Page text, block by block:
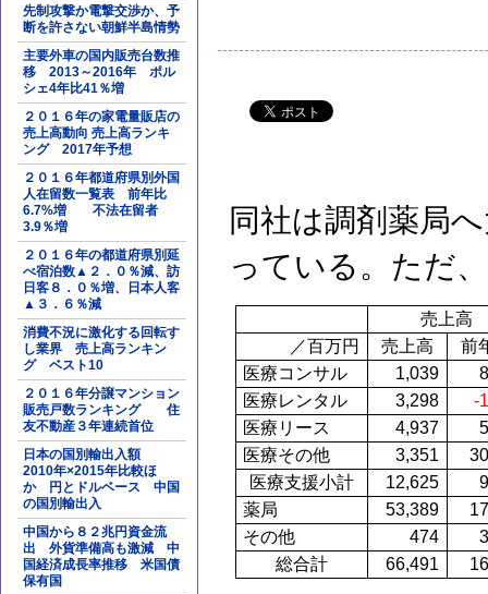
先制攻撃か電撃交渉か、予
断を許さない朝鮮半島情勢
主要外車の国内販売台数推
移 2013～2016年 ポル
シェ4年比41％増
２０１６年の家電量販店の
売上高動向 売上高ランキ
ング 2017年予想
２０１６年都道府県別外国
人在留数一覧表 前年比
6.7%増 不法在留者
3.9％増
２０１６年の都道府県別延
べ宿泊数▲２．０％減、訪
日客８．０％増、日本人客
▲３．６％減
消費不況に激化する回転す
し業界 売上高ランキン
グ ベスト10
２０１６年分譲マンション
販売戸数ランキング 住
友不動産３年連続首位
日本の国別輸出入額
2010年×2015年比較ほ
か 円とドルベース 中国
の国別輸出入
中国から８２兆円資金流
出 外貨準備高も激減 中
国経済成長率推移 米国債
保有国
同社は調剤薬局
っている。ただ
売上高
／百万円
売上高
前
医療コンサル
1,039
医療レンタル
3,298
-
医療リース
4,937
医療その他
3,351
医療支援小計
12,625
薬局
53,389
その他
474
総合計
66,491